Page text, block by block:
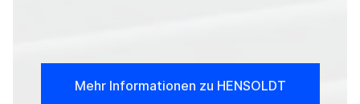
Mehr Informationen zu HENSOLDT